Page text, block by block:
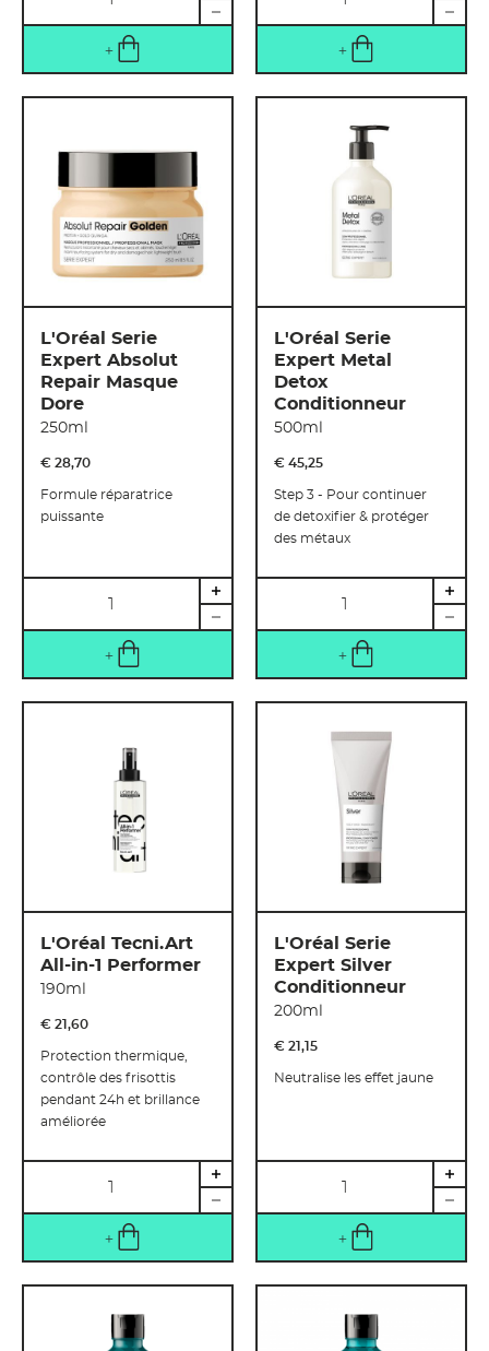
L'Oréal Serie
Expert Absolut
Repair Masque
Dore
250ml
€ 28,70
Formule réparatrice
puissante
L'Oréal Serie
Expert Metal
Detox
Conditionneur
500ml
€ 45,25
Step 3 - Pour continuer
de detoxifier & protéger
des métaux
L'Oréal Tecni.Art
All-in-1 Performer
190ml
€ 21 ,60
Protection thermique,
contrôle des frisottis
pendant 24h et brillance
améliorée
L'Oréal Serie
Expert Silver
Conditionneur
200ml
€ 21 , 15
Neutralise les effet jaune